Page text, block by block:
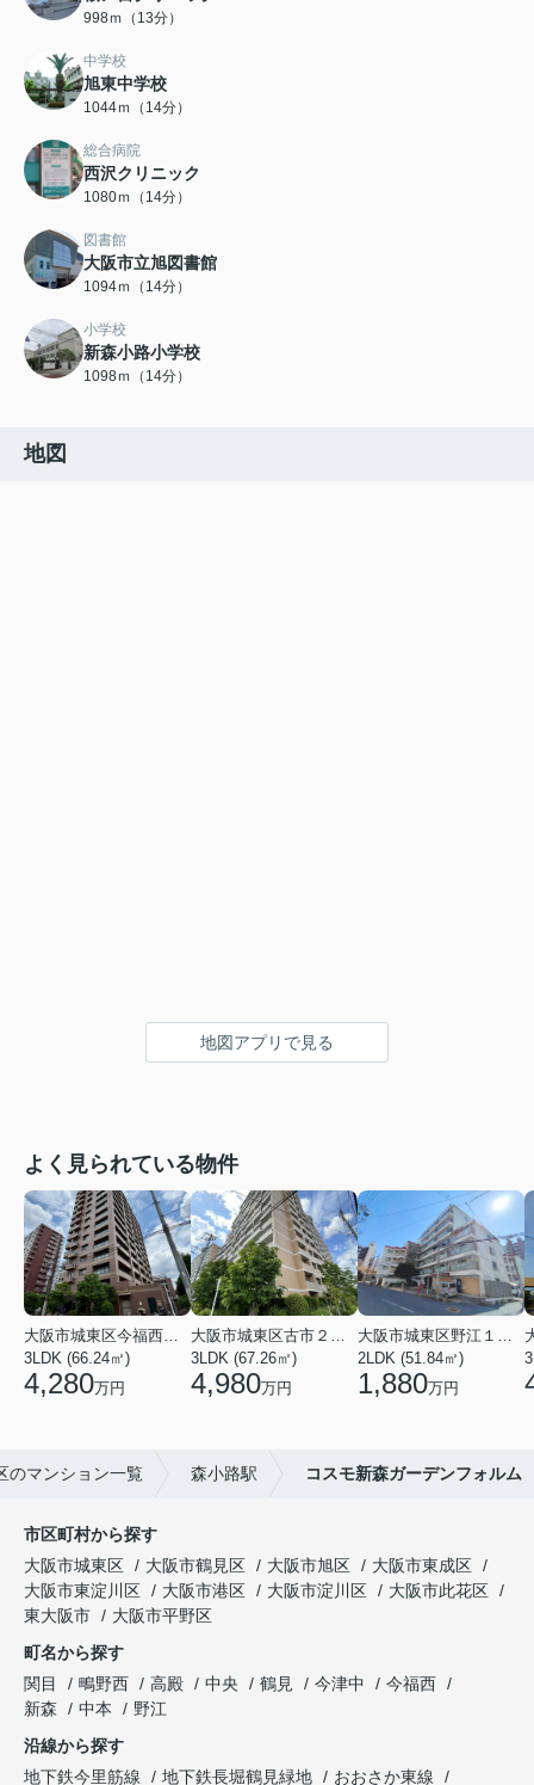
998ｍ（13分）
中学校
旭東中学校
1044ｍ（14分）
総合病院
西沢クリニック
1080ｍ（14分）
図書館
大阪市立旭図書館
1094ｍ（14分）
小学校
新森小路小学校
1098ｍ（14分）
地図
地図アプリで見る
よく見られている物件
大阪市城東区今福西６丁目
3LDK (66.24㎡)
4,280万円
大阪市城東区古市２丁目
3LDK (67.26㎡)
4,980万円
大阪市城東区野江１丁目
2LDK (51.84㎡)
1,880万円
のマンション一覧 森小路駅 コスモ新森ガーデンフォルム
市区町村から探す
大阪市城東区
大阪市鶴見区 大阪市旭区
大阪市東成区
大阪市東淀川区
大阪市港区 大阪市淀川区
大阪市此花区
東大阪市
大阪市平野区
町名から探す
関目
鴫野西 高殿 中央 鶴見 今津中
今福西
新森
中本
野江
沿線から探す
地下鉄今里筋線
地下鉄長堀鶴見緑地
おおさか東線